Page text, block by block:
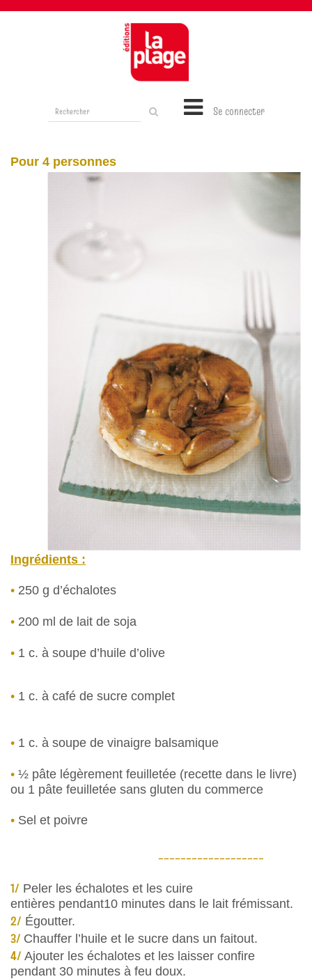
Se connecter
Pour 4 personnes
Ingrédients :
• 250 g d’échalotes
• 200 ml de lait de soja
• 1 c. à soupe d’huile d’olive
• 1 c. à café de sucre complet
• 1 c. à soupe de vinaigre balsamique
• ½ pâte légèrement feuilletée (recette dans le livre)
ou 1 pâte feuilletée sans gluten du commerce
• Sel et poivre
___________________
1/ Peler les échalotes et les cuire
entières pendant10 minutes dans le lait frémissant.
2/ Égoutter.
3/ Chauffer l’huile et le sucre dans un faitout.
4/ Ajouter les échalotes et les laisser confire
pendant 30 minutes à feu doux.